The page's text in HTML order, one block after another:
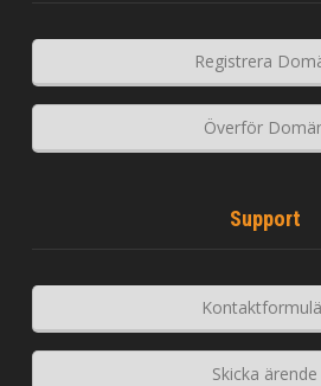
Registrera
Överför
Support
Skicka ärende